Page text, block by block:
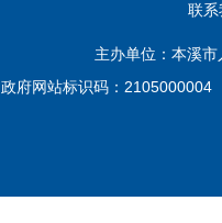
联系
主办单位：本溪
政府网站标识码：